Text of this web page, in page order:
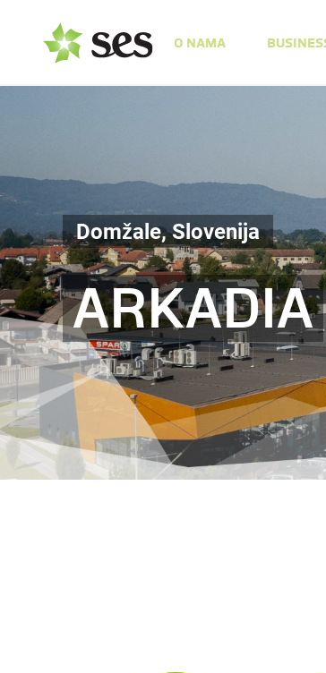
O NAMA
Domžale, Slovenija
ARKADIA